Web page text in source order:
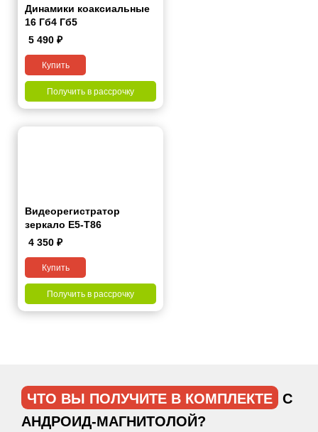
Динамики коаксиальные
16 Гб4 Гб5
5 490 ₽
Купить
Получить в рассрочку
Видеорегистратор
зеркало E5-T86
4 350 ₽
Купить
Получить в рассрочку
ЧТО ВЫ ПОЛУЧИТЕ В КОМПЛЕКТЕ
С
АНДРОИД-МАГНИТОЛОЙ?